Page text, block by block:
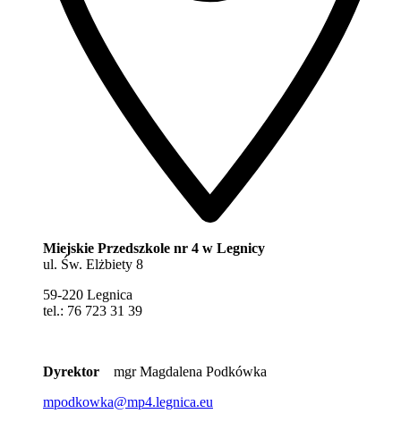
Miejskie Przedszkole nr 4 w Legnicy
ul. Św. Elżbiety 8
59-220 Legnica
tel.: 76 723 31 39
Dyrektor mgr Magdalena Podkówka
mpodkowka@mp4.legnica.eu